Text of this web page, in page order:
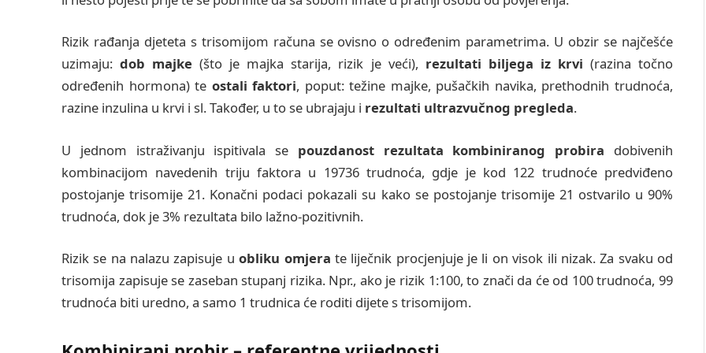
Rizik rađanja djeteta s trisomijom računa se ovisno o određenim parametrima. U obzir se najčešće
uzimaju: dob majke(što je majka starija, rizik je veći), rezultati biljega iz krvi (razina točno
određenih hormona) te ostali faktori, poput: težine majke, pušačkih navika, prethodnih trudnoća,
razine inzulina u krvi i sl. Također, u to se ubrajaju i rezultati ultrazvučnog pregleda.
U jednom istraživanju ispitivala se pouzdanost rezultata kombiniranog probira dobivenih
kombinacijom navedenih triju faktora u 19736 trudnoća, gdje je kod 122 trudnoće predviđeno
postojanje trisomije 21. Konačni podaci pokazali su kako se postojanje trisomije 21 ostvarilo u 90%
trudnoća, dok je 3% rezultata bilo lažno-pozitivnih.
Rizik se na nalazu zapisuje uobliku omjera te liječnik procjenjuje je li on visok ili nizak. Za svaku od
trisomija zapisuje se zaseban stupanj rizika. Npr., ako je rizik 1:100, to znači da će od 100 trudnoća, 99
trudnoća biti uredno, a samo 1 trudnica će roditi dijete s trisomijom.